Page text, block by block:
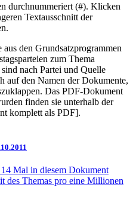
durch­nummeriert (#). Klicken
Textausschnitt der
den Grundsatz­program­men
zum Thema
nach Partei und Quelle
auf den Namen der Dokumente,
Das PDF-Dokument
finden sie unterhalb der
komplett als PDF].
Mal in diesem Dokument
des Themas pro eine Millionen